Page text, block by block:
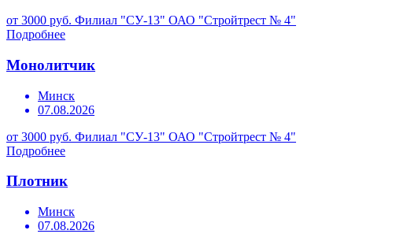
от 3000 руб. Филиал "СУ-13" ОАО "Стройтрест № 4"
Подробнее
Монолитчик
Минск
07.08.2026
от 3000 руб. Филиал "СУ-13" ОАО "Стройтрест № 4"
Подробнее
Плотник
Минск
07.08.2026